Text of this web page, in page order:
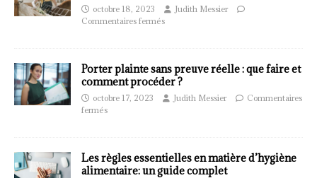
octobre 18, 2023
Judith Messier
Commentaires fermés
Porter plainte sans preuve réelle : que faire et
comment procéder ?
octobre 17, 2023 Judith Messier
Commentaires
fermés
Les règles essentielles en matière d’hygiène
alimentaire: un guide complet